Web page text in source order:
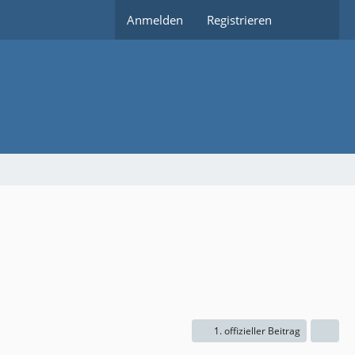
Anmelden Registrieren
1. offizieller Beitrag